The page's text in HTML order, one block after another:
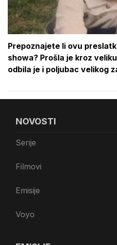
Prepoznajete li ovu
showa? Prošla je kroz
odbila je i poljubac velikog
NOVOSTI
Serije
Filmovi
Emisije
Voyo